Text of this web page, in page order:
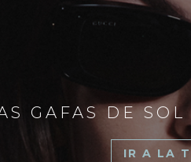
GAFAS DE
IR A LA